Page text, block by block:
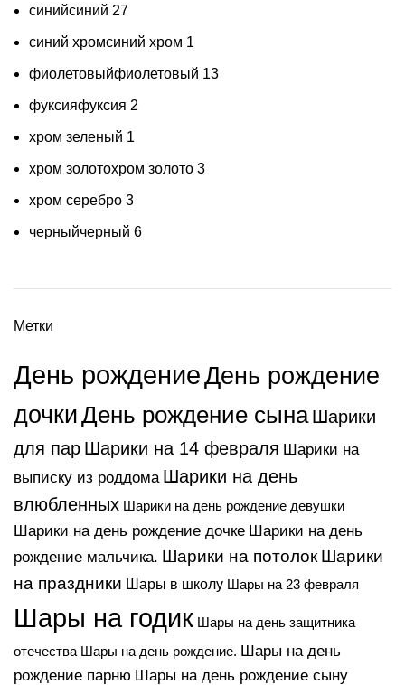
синийсиний 27
синий хромсиний хром 1
фиолетовыйфиолетовый 13
фуксияфуксия 2
хром зеленый 1
хром золотохром золото 3
хром серебро 3
черныйчерный 6
Метки
День рождениеДень рождение
дочкиДень рождение сына Шарики
для пар Шарики на 14 февраля Шарики на
выписку из роддома Шарики на день
влюбленных Шарики на день рождение девушки
Шарики на день рождение дочке Шарики на день
рождение мальчика. Шарики на потолок Шарики
на праздники Шары в школу Шары на 23 февраля
Шары на годик Шары на день защитника
отечества Шары на день рождение. Шары на день
рождение парню Шары на день рождение сыну